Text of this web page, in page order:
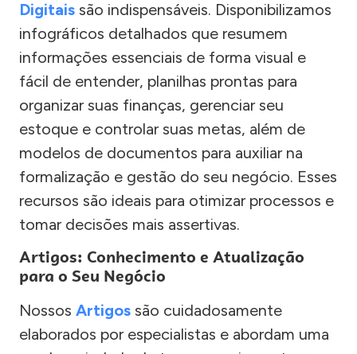
Digitais são indispensáveis. Disponibilizamos
infográficos detalhados que resumem
informações essenciais de forma visual e
fácil de entender, planilhas prontas para
organizar suas finanças, gerenciar seu
estoque e controlar suas metas, além de
modelos de documentos para auxiliar na
formalização e gestão do seu negócio. Esses
recursos são ideais para otimizar processos e
tomar decisões mais assertivas.
Artigos: Conhecimento e Atualização
para o Seu Negócio
Nossos Artigos são cuidadosamente
elaborados por especialistas e abordam uma